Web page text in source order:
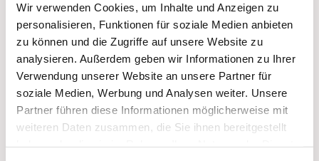
Wir verwenden Cookies, um Inhalte und Anzeigen zu
personalisieren, Funktionen für soziale Medien anbieten
zu können und die Zugriffe auf unsere Website zu
analysieren. Außerdem geben wir Informationen zu Ihrer
Verwendung unserer Website an unsere Partner für
soziale Medien, Werbung und Analysen weiter. Unsere
Partner führen diese Informationen möglicherweise mit
weiteren Daten zusammen, die Sie ihnen bereitgestellt
Sabine Petters
In silence, we walk along the city walls, guided by
brief reflections on the walls around us. The route
invites us to pause, reflect and gain new perspectives.